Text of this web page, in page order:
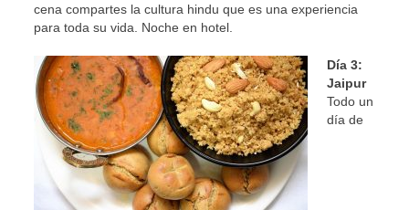
cena compartes la cultura hindu que es una experiencia
para toda su vida. Noche en hotel.
Día 3:
Jaipur
Todo un
día de